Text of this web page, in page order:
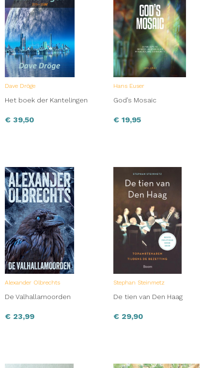
Dave Dröge
Het boek der Kantelingen
€ 39,50
Hans Euser
God’s Mosaic
€ 19,95
Alexander Olbrechts
De Valhallamoorden
€ 23,99
Stephan Steinmetz
De tien van Den Haag
€ 29,90